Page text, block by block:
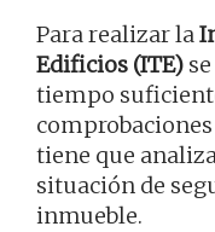
Para realizar la
Edificios (ITE)
tiempo
tiene que
situación de
inmueble.